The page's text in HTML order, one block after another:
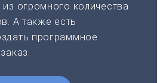
огромного количества
А также есть
программное